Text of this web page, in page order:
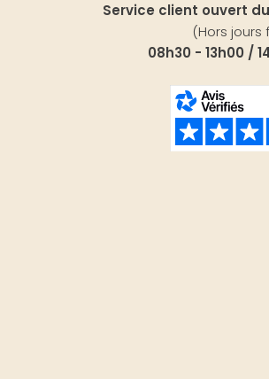
Service client ouvert
(Hors jours
08h30 - 13h00 /